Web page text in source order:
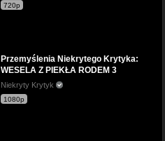
720p
Przemyślenia Niekrytego Krytyka:
WESELA Z PIEKŁA RODEM 3
Niekryty Krytyk
1080p